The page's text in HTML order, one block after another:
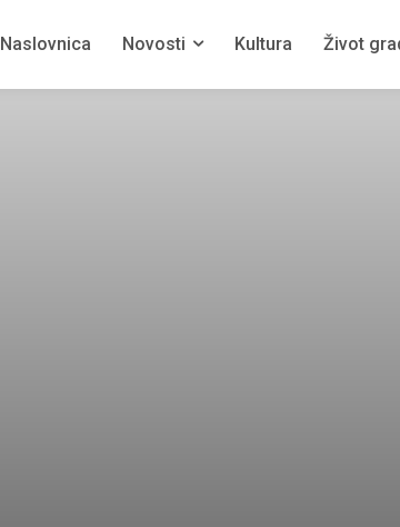
Naslovnica Novosti Kultura Život